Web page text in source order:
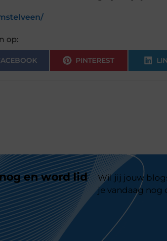
op:
PINTEREST
en word lid
Wil jij jouw
je vandaag nog